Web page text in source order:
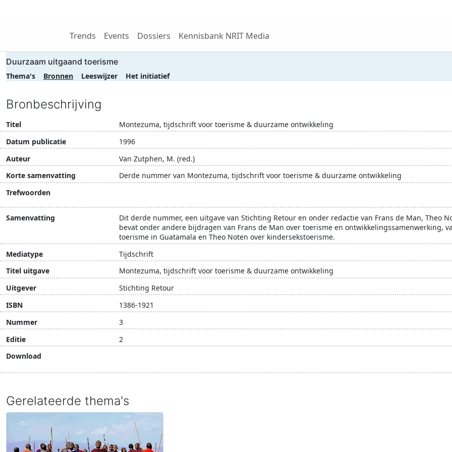
Trends Events Dossiers Kennisbank NRIT Media
Duurzaam uitgaand toerisme
Thema's Bronnen Leeswijzer Het initiatief
Bronbeschrijving
Titel
Montezuma, tijdschrift voor toerisme & duurzame ontwikkeling
Datum publicatie
1996
Auteur
Van Zutphen, M. (red.)
Korte samenvatting
Derde nummer van Montezuma, tijdschrift voor toerisme & duurzame ontwikkeling
Trefwoorden
Samenvatting
Dit derde nummer, een uitgave van Stichting Retour en onder redactie van Frans de Man, Theo
bevat onder andere bijdragen van Frans de Man over toerisme en ontwikkelingssamenwerking,
toerisme in Guatamala en Theo Noten over kindersekstoerisme.
Mediatype
Tijdschrift
Titel uitgave
Montezuma, tijdschrift voor toerisme & duurzame ontwikkeling
Uitgever
Stichting Retour
ISBN
1386-1921
Nummer
3
Editie
2
Download
Gerelateerde thema's